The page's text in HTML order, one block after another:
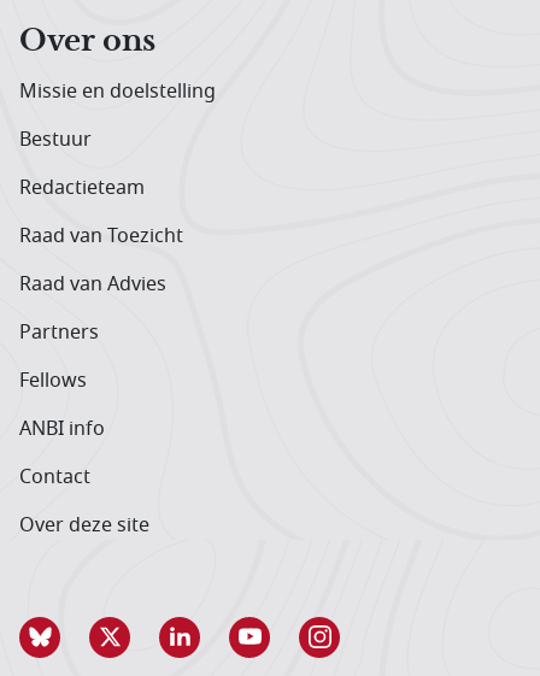
Over ons
Missie en doelstelling
Bestuur
Redactieteam
Raad van Toezicht
Raad van Advies
Partners
Fellows
ANBI info
Contact
Over deze site